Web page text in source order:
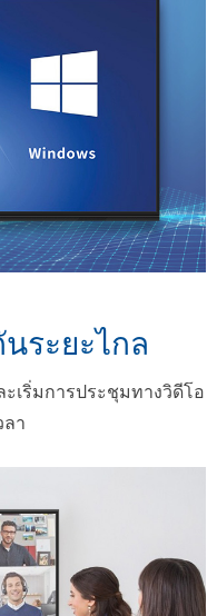
ระยะไกล
เริ่มการประชุมทางวิดีโอ
ลา